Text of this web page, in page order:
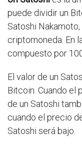
puede dividir un
Satoshi
criptomoneda. En
compuesto por
El valor de un
Bitcoin. Cuando el
de un Satoshi
cuando el precio
Satoshi será bajo.